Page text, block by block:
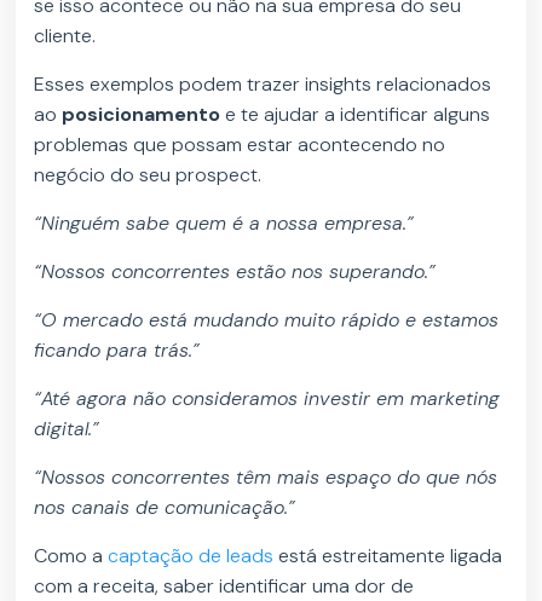
se isso acontece ou não na sua empresa do seu
cliente.
Esses exemplos podem trazer insights relacionados
ao posicionamentoe te ajudar a identificar alguns
problemas que possam estar acontecendo no
negócio do seu prospect.
“Ninguém sabe quem é a nossa empresa.”
“Nossos concorrentes estão nos superando.”
“O mercado está mudando muito rápido e estamos
ficando para trás.”
“Até agora não consideramos investir em marketing
digital.”
“Nossos concorrentes têm mais espaço do que nós
nos canais de comunicação.”
Como acaptação de leads está estreitamente ligada
com a receita, saber identificar uma dor de